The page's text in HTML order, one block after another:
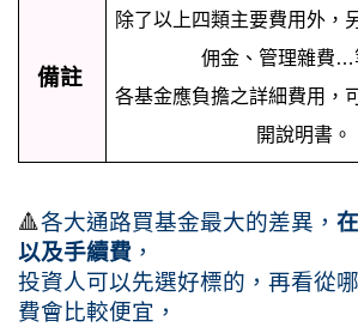
備註
除了以上四類主要費用外，
佣金、管理雜費…
各基金應負擔之詳細費用，
開說明書。
🔺各大通路買基金最大的差異，
以及手續費 ，
投資人可以先選好標的，再看從
費會比較便宜，